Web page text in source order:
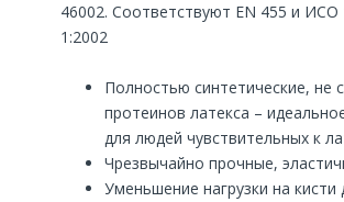
46002. Соответствуют EN 455 и ИСО
1:2002
Полностью синтетические, не
протеинов латекса –
для людей чувствительных к
Чрезвычайно прочные,
Уменьшение нагрузки на кисти